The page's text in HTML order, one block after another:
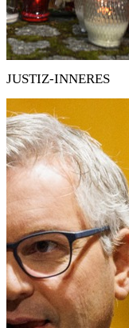
JUSTIZ-INNERES